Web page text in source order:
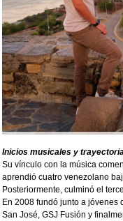
Inicios musicales y
Su vínculo con la música
aprendió cuatro venezolano
Posteriormente, culminó el
En 2008 fundó junto a
San José, GSJ Fusión y